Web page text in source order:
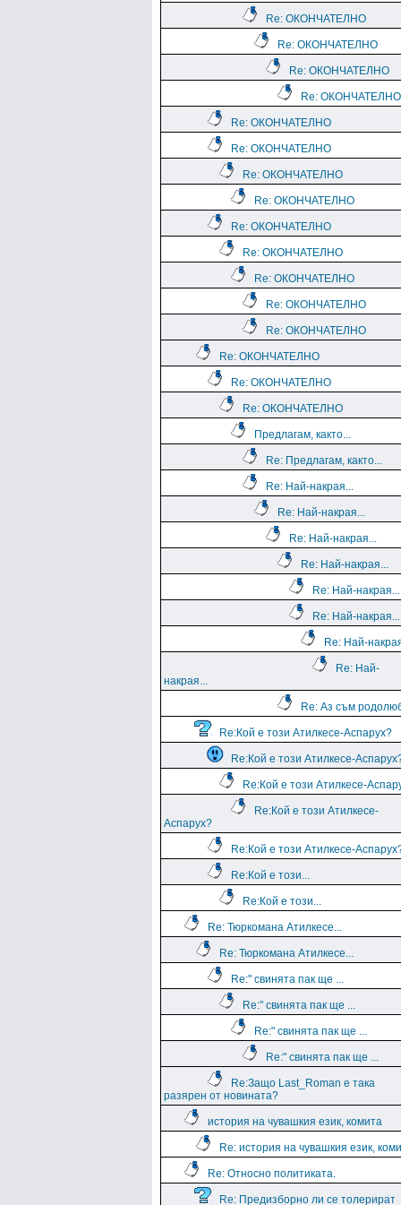
Re: ОКОНЧАТЕЛНО
Re: ОКОНЧАТЕЛНО
Re: ОКОНЧАТЕЛНО
Re: ОКОНЧАТЕЛНО
Re: ОКОНЧАТЕЛНО
Re: ОКОНЧАТЕЛНО
Re: ОКОНЧАТЕЛНО
Re: ОКОНЧАТЕЛНО
Re: ОКОНЧАТЕЛНО
Re: ОКОНЧАТЕЛНО
Re: ОКОНЧАТЕЛНО
Re: ОКОНЧАТЕЛНО
Re: ОКОНЧАТЕЛНО
Re: ОКОНЧАТЕЛНО
Re: ОКОНЧАТЕЛНО
Re: ОКОНЧАТЕЛНО
Предлагам, както...
Re: Предлагам, както...
Re: Най-накрая...
Re: Най-накрая...
Re: Най-накрая...
Re: Най-накрая...
Re: Най-накрая...
Re: Най-накрая...
Re: Най-
Re: Най-
накрая...
Re: Аз съм
Re:Кой е този Атилкесе-Аспарух?
Re:Кой е този Атилкесе-
Re:Кой е този Атилкесе-
Re:Кой е този Атилкесе-
Аспарух?
Re:Кой е този Атилкесе-
Re:Кой е този...
Re:Кой е този...
Re: Тюркомана Атилкесе...
Re: Тюркомана Атилкесе...
Re:" свинята пак ще ...
Re:" свинята пак ще ...
Re:" свинята пак ще ...
Re:" свинята пак ще ...
Re:Защо Last_Roman e така
разярен от новината?
история на чувашкия език, комита
Re: история на чувашкия език,
Re: Относно политиката.
Re: Предизборно ли се толерират